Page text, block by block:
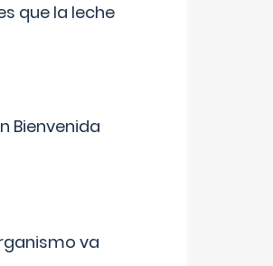
que la leche
Bienvenida
va